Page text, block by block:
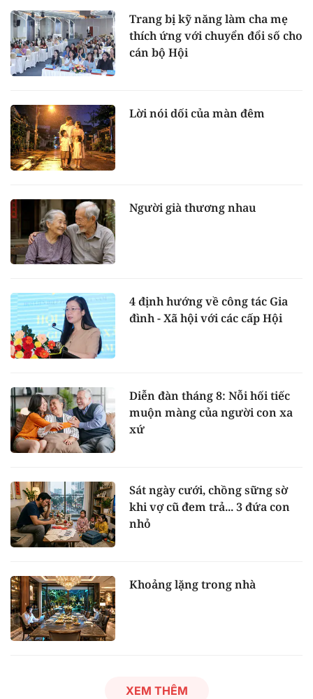
Trang bị kỹ năng làm cha mẹ
thích ứng với chuyển đổi số cho
cán bộ Hội
Lời nói dối của màn đêm
Người già thương nhau
4 định hướng về công tác Gia
đình - Xã hội với các cấp Hội
Diễn đàn tháng 8: Nỗi hối tiếc
muộn màng của người con xa
xứ
Sát ngày cưới, chồng sững sờ
khi vợ cũ đem trả... 3 đứa con
nhỏ
Khoảng lặng trong nhà
XEM THÊM